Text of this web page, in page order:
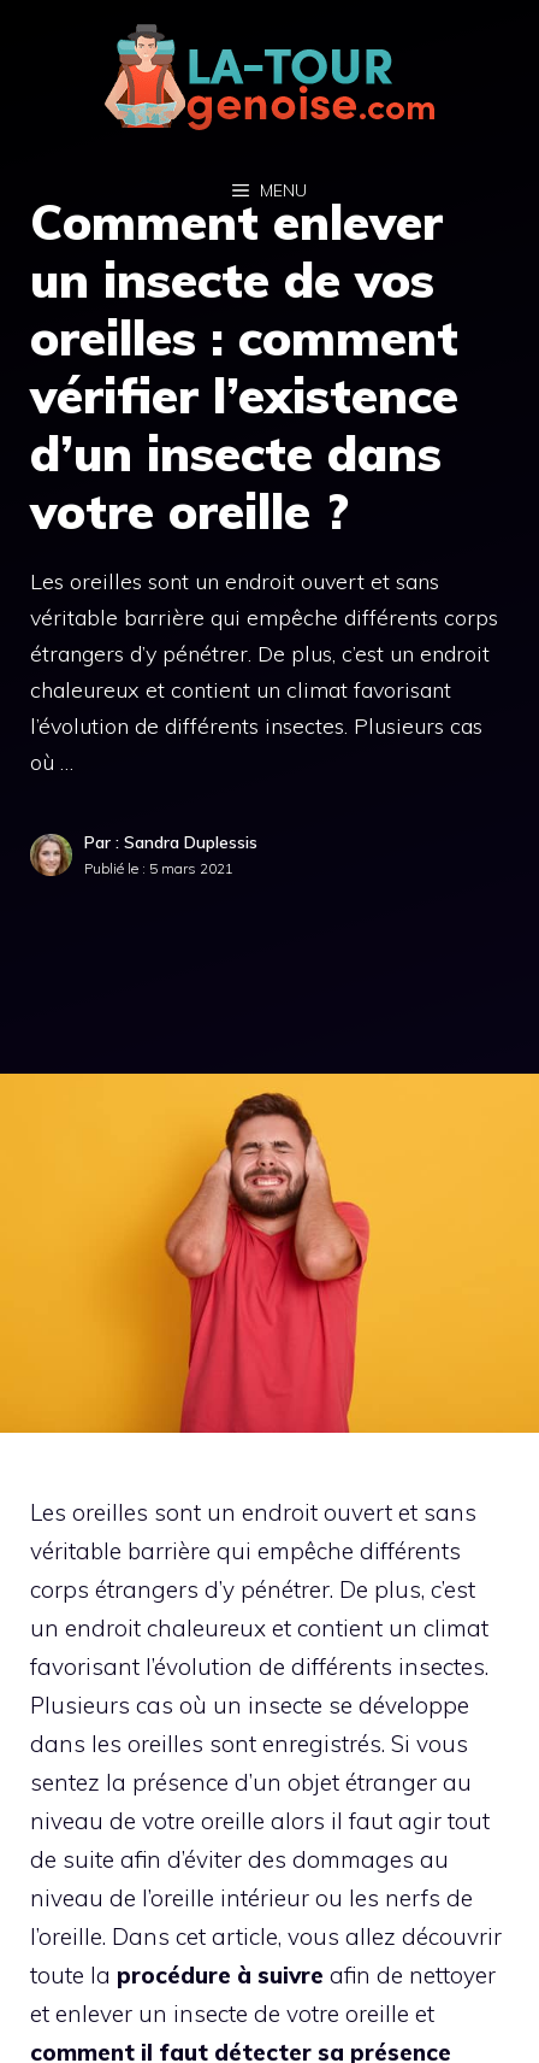
MENU
Comment enlever
un insecte de vos
oreilles : comment
vérifier l’existence
d’un insecte dans
votre oreille ?
Les oreilles sont un endroit ouvert et sans
véritable barrière qui empêche différents corps
étrangers d’y pénétrer. De plus, c’est un endroit
chaleureux et contient un climat favorisant
l’évolution de différents insectes. Plusieurs cas
où …
Par : Sandra Duplessis
Publié le : 5 mars 2021
Les oreilles sont un endroit ouvert et sans
véritable barrière qui empêche différents
corps étrangers d’y pénétrer. De plus, c’est
un endroit chaleureux et contient un climat
favorisant l’évolution de différents insectes.
Plusieurs cas où un insecte se développe
dans les oreilles sont enregistrés. Si vous
sentez la présence d’un objet étranger au
niveau de votre oreille alors il faut agir tout
de suite afin d’éviter des dommages au
niveau de l’oreille intérieur ou les nerfs de
l’oreille. Dans cet article, vous allez découvrir
toute la procédure à suivre afin de nettoyer
et enlever un insecte de votre oreille et
comment il faut détecter sa présence